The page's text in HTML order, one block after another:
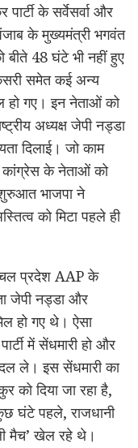
के सर्वेसर्वा और
के मुख्यमंत्री भगवंत
बीते 48 घंटे भी नहीं हुए
समेत कई अन्य
हो गए। इन नेताओं को
अध्यक्ष जेपी नड्डा
दिलाई। जो काम
कांग्रेस के नेताओं को
शुरुआत भाजपा ने
को मिटा पहले ही
प्रदेश AAP के
जेपी नड्डा और
हो गए थे। ऐसा
में सेंधमारी हो और
ले। इस सेंधमारी का
को दिया जा रहा है,
घंटे पहले, राजधानी
मैच’ खेल रहे थे।